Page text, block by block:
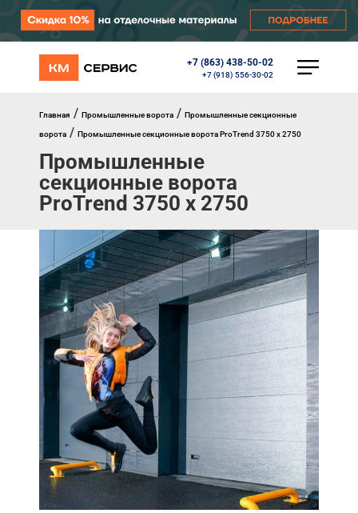
+7 (863) 438-50-02
+7 (918) 556-30-02
КАТАЛОГ
Автоматика
Перегрузочное оборудование
Уличные калитки
Шлагбаумы
Противопожарные ворота
Противопожарные шторы
Внешняя солнцезащита
Комплектующие
Маркизы
Окна, порталы, двери
МЕНЮ
Главная
Акции
Примеры работ
Ремонт
Сервис
Главная / Промышленные ворота / Промышленные секционные
ворота / Промышленные секционные ворота ProTrend 3750 х 2750
Промышленные
секционные ворота
ProTrend 3750 х 2750